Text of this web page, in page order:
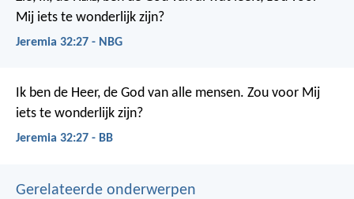
Mij iets te wonderlijk zijn?
Jeremia 32:27 - NBG
Ik ben de Heer, de God van alle mensen. Zou voor Mij
iets te wonderlijk zijn?
Jeremia 32:27 - BB
Gerelateerde onderwerpen